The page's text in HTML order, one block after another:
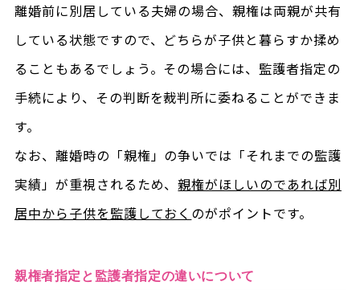
離婚前に別居している夫婦の場合、親権は両親が共有
している状態ですので、どちらが子供と暮らすか揉め
ることもあるでしょう。その場合には、監護者指定の
手続により、その判断を裁判所に委ねることができま
す。
なお、離婚時の「親権」の争いでは「それまでの監護
実績」が重視されるため、親権がほしいのであれば別
居中から子供を監護しておく のがポイントです。
親権者指定と監護者指定の違いについて